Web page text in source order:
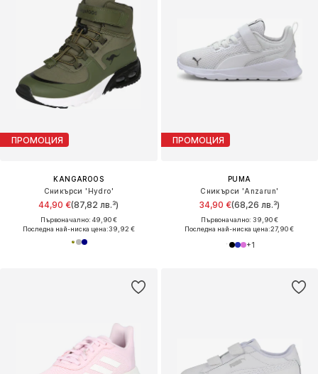
ПРОМОЦИЯ
KANGAROOS
Сникърси 'Hydro'
44,90 €(87,82 лв.³)
Първоначално: 49,90 €
Последна най-ниска цена:39,92 €
ПРОМОЦИЯ
PUMA
Сникърси 'Anzarun'
34,90 €(68,26 лв.³)
Първоначално: 39,90 €
Последна най-ниска цена:27,90 €
+1